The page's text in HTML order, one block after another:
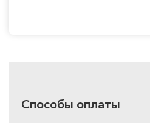
Способы оплаты